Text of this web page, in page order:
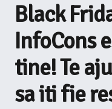
Black
InfoCons
tine! Te
sa iti fie